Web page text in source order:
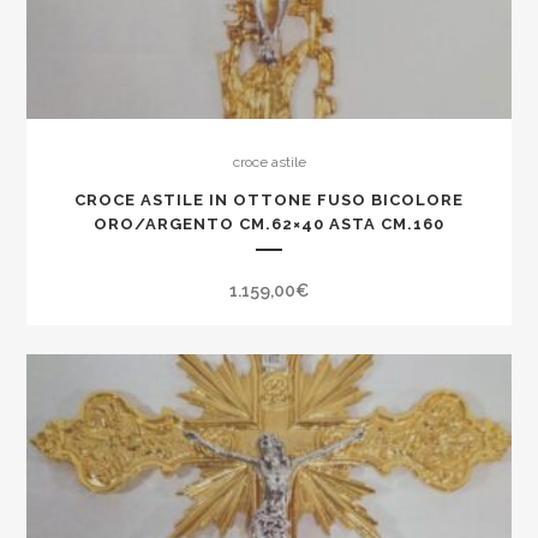
croce astile
CROCE ASTILE IN OTTONE FUSO BICOLORE
ORO/ARGENTO CM.62×40 ASTA CM.160
1.159,00€